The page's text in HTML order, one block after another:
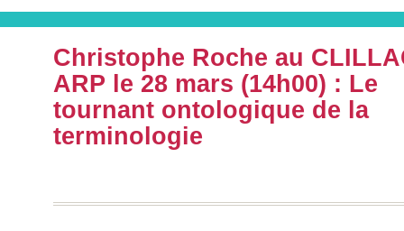
Christophe Roche au
ARP le 28 mars (14h00) : Le
tournant ontologique de la
terminologie